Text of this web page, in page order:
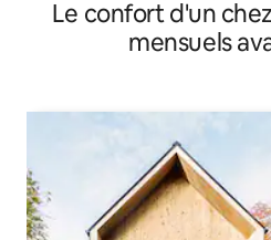
Le confort d'un
mensuels